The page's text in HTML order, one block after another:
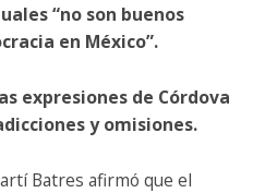
“no son buenos
en México”.
expresiones de Córdova
y omisiones.
Batres afirmó que el